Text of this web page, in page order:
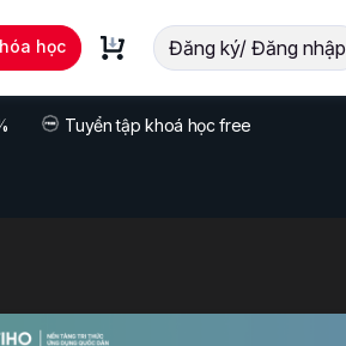
học Đăng ký/ Đăng nhập
Tuyển tập khoá học free